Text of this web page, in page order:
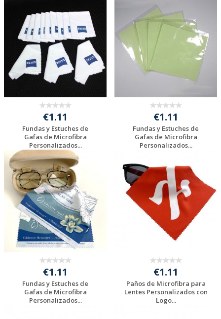
presupuesto
Solicitar
presupuesto
€1.11
Fundas y Estuches de
Gafas de Microfibra
Personalizados...
Solicitar
presupuesto
€1.11
Fundas y Estuches de
Gafas de Microfibra
Personalizados...
presupuesto
€1.11
Fundas y Estuches de
Gafas de Microfibra
Personalizados...
€1.11
Paños de Microfibra para
Lentes Personalizados con
Logo...